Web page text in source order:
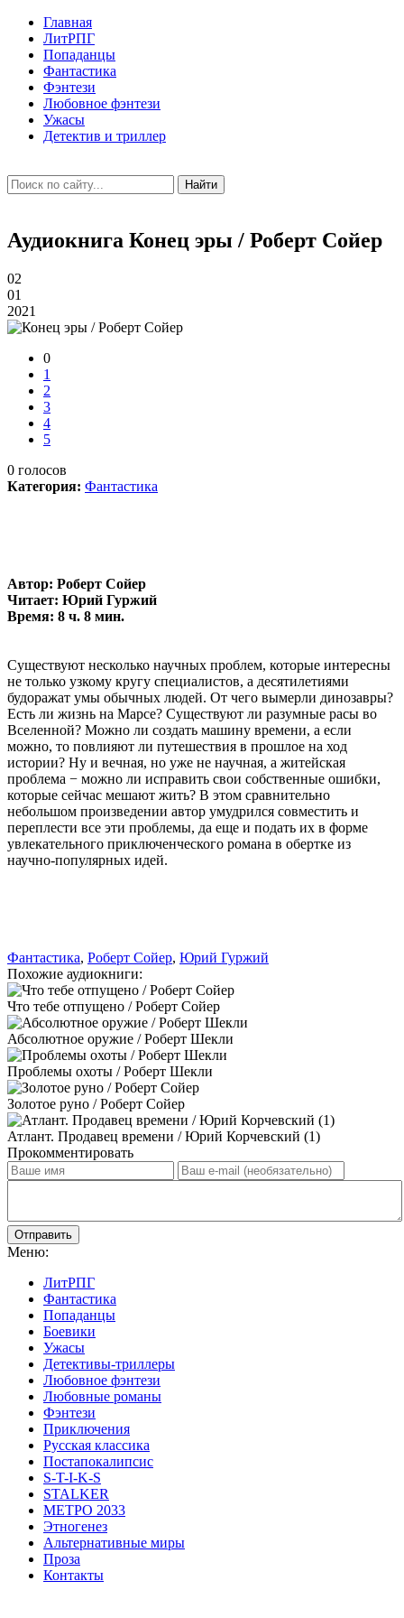
Главная
ЛитРПГ
Попаданцы
Фантастика
Фэнтези
Любовное фэнтези
Ужасы
Детектив и триллер
Найти
Аудиокнига Конец эры / Роберт Сойер
02
01
2021
0
1
2
3
4
5
0 голосов
Категория: Фантастика
Автор: Роберт Сойер
Читает: Юрий Гуржий
Время: 8 ч. 8 мин.
Существуют несколько научных проблем, которые интересны
не только узкому кругу специалистов, а десятилетиями
будоражат умы обычных людей. От чего вымерли динозавры?
Есть ли жизнь на Марсе? Существуют ли разумные расы во
Вселенной? Можно ли создать машину времени, а если
можно, то повлияют ли путешествия в прошлое на ход
истории? Ну и вечная, но уже не научная, а житейская
проблема − можно ли исправить свои собственные ошибки,
которые сейчас мешают жить? В этом сравнительно
небольшом произведении автор умудрился совместить и
переплести все эти проблемы, да еще и подать их в форме
увлекательного приключенческого романа в обертке из
научно-популярных идей.
Фантастика, Роберт Сойер, Юрий Гуржий
Похожие аудиокниги:
Что тебе отпущено / Роберт Сойер
Абсолютное оружие / Роберт Шекли
Проблемы охоты / Роберт Шекли
Золотое руно / Роберт Сойер
Атлант. Продавец времени / Юрий Корчевский (1)
Прокомментировать
Отправить
Меню:
ЛитРПГ
Фантастика
Попаданцы
Боевики
Ужасы
Детективы-триллеры
Любовное фэнтези
Любовные романы
Фэнтези
Приключения
Русская классика
Постапокалипсис
S-T-I-K-S
STALKER
МЕТРО 2033
Этногенез
Альтернативные миры
Проза
Контакты